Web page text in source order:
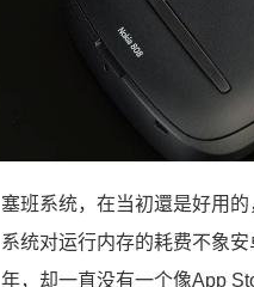
塞班系统，在当初還是好用
系统对运行内存的耗费不象
年，却一直没有一个像App